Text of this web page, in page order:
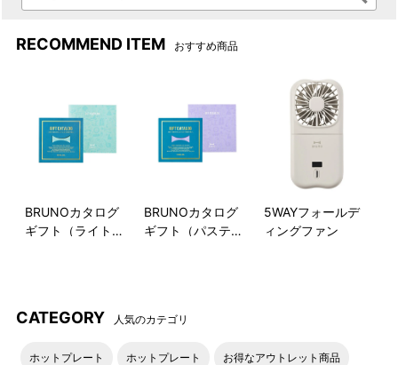
RECOMMEND ITEM おすすめ商品
BRUNOカタログ
ギフト（ライトブ
BRUNOカタログ
ギフト（パステル
5WAYフォールデ
ィングファン
CATEGORY 人気のカテゴリ
ホットプレート ホットプレート お得なアウトレット商品